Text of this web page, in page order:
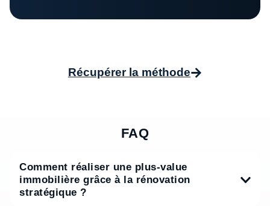
Récupérer la méthode
FAQ
Comment réaliser une plus-value
immobilière grâce à la rénovation
stratégique ?